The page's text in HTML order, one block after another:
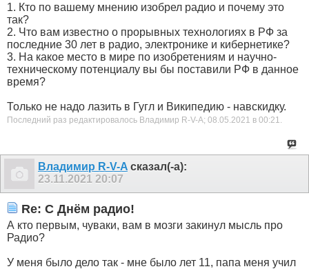
1. Кто по вашему мнению изобрел радио и почему это
так?
2. Что вам известно о прорывных технологиях в РФ за
последние 30 лет в радио, электронике и кибернетике?
3. На какое место в мире по изобретениям и научно-
техническому потенциалу вы бы поставили РФ в данное
время?
Только не надо лазить в Гугл и Википедию - навскидку.
Последний раз редактировалось Владимир R-V-A; 08.05.2021 в 00:21.
Владимир R-V-A сказал(-а):
23.11.2021 20:07
Re: С Днём радио!
А кто первым, чуваки, вам в мозги закинул мысль про
Радио?
У меня было дело так - мне было лет 11, папа меня учил